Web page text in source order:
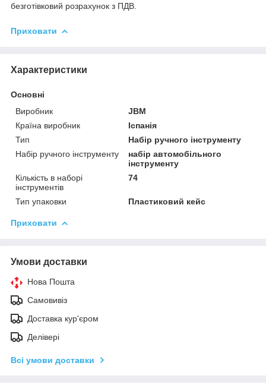
безготівковий розрахунок з ПДВ.
Приховати
Характеристики
Основні
Виробник
JBM
Країна виробник
Іспанія
Тип
Набір ручного інструменту
Набір ручного інструменту
набір автомобільного
інструменту
Кількість в наборі
інструментів
74
Тип упаковки Пластиковий кейс
Приховати
Умови доставки
Нова Пошта
Самовивіз
Доставка кур'єром
Делівері
Всі умови доставки